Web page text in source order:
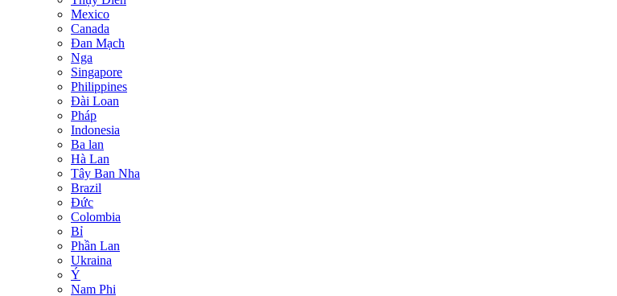
Mexico
Canada
Đan Mạch
Nga
Singapore
Philippines
Đài Loan
Pháp
Indonesia
Ba lan
Hà Lan
Tây Ban Nha
Brazil
Đức
Colombia
Bỉ
Phần Lan
Ukraina
Ý
Nam Phi